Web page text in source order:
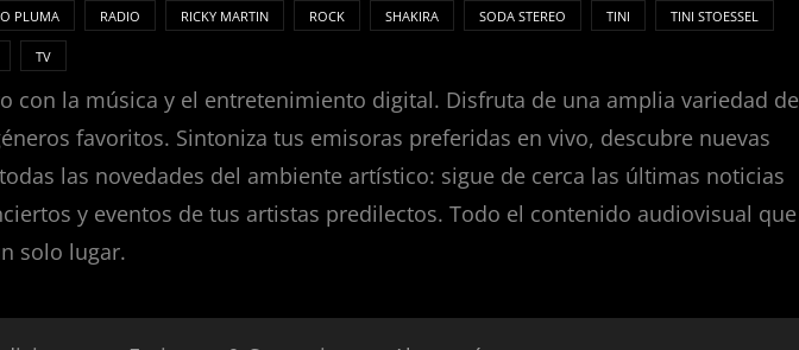
PLUMA RADIO RICKY MARTIN ROCK SHAKIRA SODA STEREO TINI TINI STOESSEL
TV
la música y el entretenimiento digital. Disfruta de una amplia variedad de
favoritos. Sintoniza tus emisoras preferidas en vivo, descubre nuevas
las novedades del ambiente artístico: sigue de cerca las últimas noticias
y eventos de tus artistas predilectos. Todo el contenido audiovisual que
solo lugar.